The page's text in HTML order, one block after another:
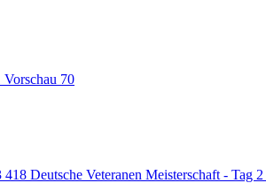
Vorschau 70
418 Deutsche Veteranen Meisterschaft - Tag 2